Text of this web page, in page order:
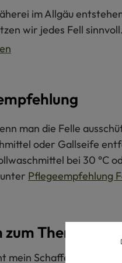
im Allgäu
wir jedes Fell
man die Felle
oder Gallseife
bei 30 °C
Pflegeempfehlung
Thema
mein Schaffell sehr nach